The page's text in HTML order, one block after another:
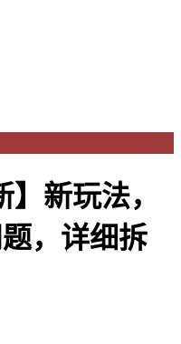
新玩法，
，详细拆